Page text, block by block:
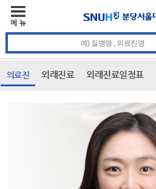
의료진 외래진료 외래진료일정표